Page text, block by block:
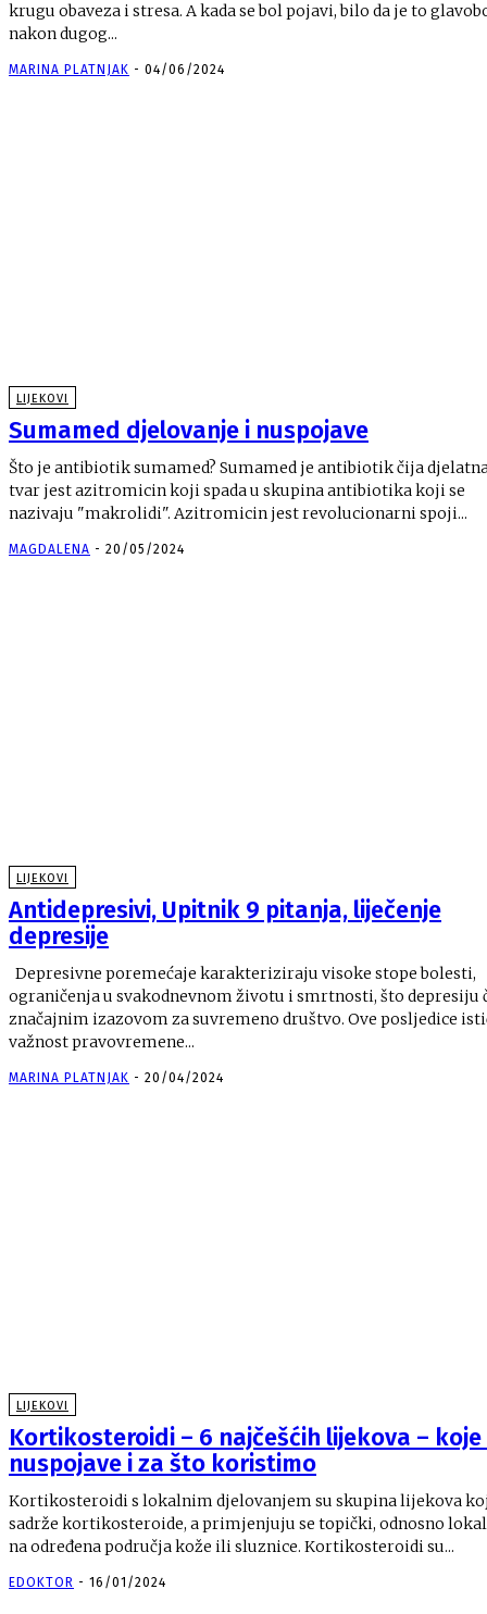
krugu obaveza i stresa. A kada se bol pojavi, bilo da je to glavobolja
nakon dugog...
MARINA PLATNJAK - 04/06/2024
LIJEKOVI
Sumamed djelovanje i nuspojave
Što je antibiotik sumamed? Sumamed je antibiotik čija
tvar jest azitromicin koji spada u skupina antibiotika koji se
nazivaju "makrolidi". Azitromicin jest revolucionarni spoji...
MAGDALENA - 20/05/2024
LIJEKOVI
Antidepresivi, Upitnik 9 pitanja, liječenje
depresije
ograničenja u svakodnevnom životu i smrtnosti, što depresiju
značajnim izazovom za suvremeno društvo. Ove posljedice ističu
važnost pravovremene...
MARINA PLATNJAK - 20/04/2024
LIJEKOVI
Kortikosteroidi – 6 najčešćih lijekova – koje
nuspojave i za što koristimo
Kortikosteroidi s lokalnim djelovanjem su skupina lijekova
sadrže kortikosteroide, a primjenjuju se topički, odnosno
na određena područja kože ili sluznice. Kortikosteroidi su...
EDOKTOR - 16/01/2024